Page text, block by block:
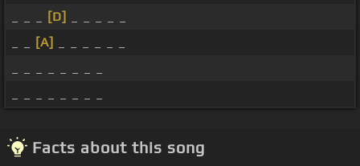
[D]
[A]
Facts about this song